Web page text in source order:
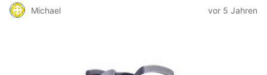
Michael vor 5 Jahren